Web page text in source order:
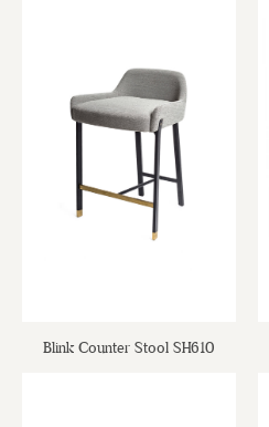
Blink Counter Stool SH610